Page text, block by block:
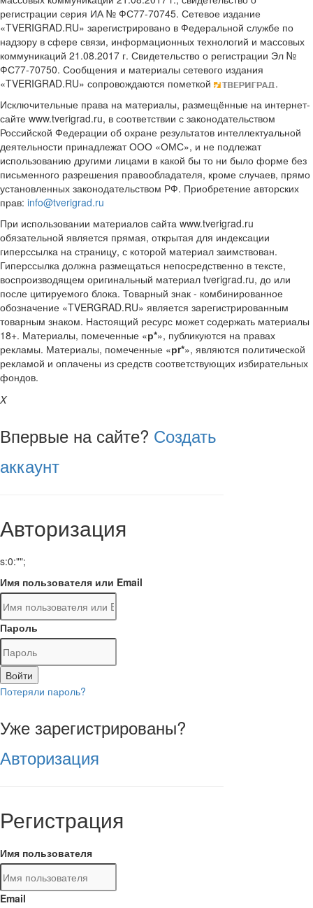
регистрации серия ИА № ФС77-70745. Сетевое издание
«TVERIGRAD.RU» зарегистрировано в Федеральной службе по
надзору в сфере связи, информационных технологий и массовых
коммуникаций 21.08.2017 г. Свидетельство о регистрации Эл №
ФС77-70750. Сообщения и материалы сетевого издания
«TVERIGRAD.RU» сопровождаются пометкой
.
Исключительные права на материалы, размещённые на интернет-
сайте www.tverigrad.ru, в соответствии с законодательством
Российской Федерации об охране результатов интеллектуальной
деятельности принадлежат ООО «ОМС», и не подлежат
использованию другими лицами в какой бы то ни было форме без
письменного разрешения правообладателя, кроме случаев, прямо
установленных законодательством РФ. Приобретение авторских
прав: info@tverigrad.ru
При использовании материалов сайта www.tverigrad.ru
обязательной является прямая, открытая для индексации
гиперссылка на страницу, с которой материал заимствован.
Гиперссылка должна размещаться непосредственно в тексте,
воспроизводящем оригинальный материал tverigrad.ru, до или
после цитируемого блока. Товарный знак - комбинированное
обозначение «TVERGRAD.RU» является зарегистрированным
товарным знаком. Настоящий ресурс может содержать материалы
18+. Материалы, помеченные «р*», публикуются на правах
рекламы. Материалы, помеченные «рr*», являются политической
рекламой и оплачены из средств соответствующих избирательных
фондов.
X
Впервые на сайте? Создать
аккаунт
Авторизация
s:0:"";
Имя пользователя или Email
Пароль
Войти
Потеряли пароль?
Уже зарегистрированы?
Авторизация
Регистрация
Имя пользователя
Email